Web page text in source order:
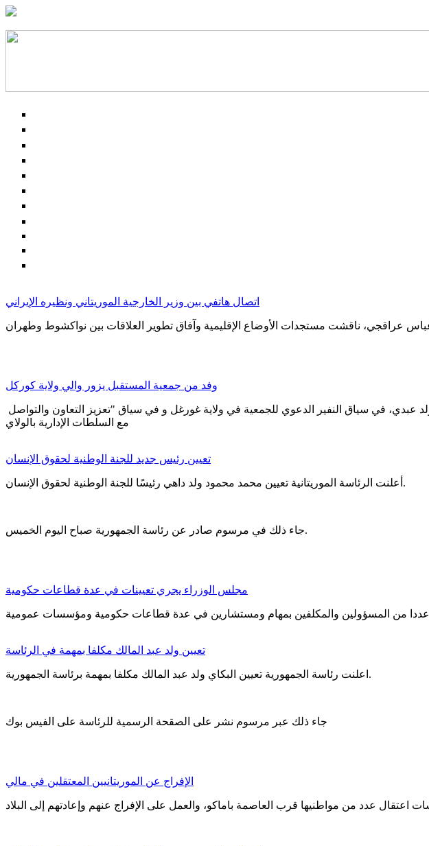
اتصال هاتفي بين وزير الخارجية الموريتاني ونظيره الإيراني
وفد من جمعية المستقبل يزور والي ولاية كوركل
مع السلطات الإدارية بالولاي
تعيين رئيس جديد للجنة الوطنية لحقوق الإنسان
أعلنت الرئاسة الموريتانية تعيين محمد محمود ولد داهي رئيسًا للجنة الوطنية لحقوق الإنسان.
جاء ذلك في مرسوم صادر عن رئاسة الجمهورية صباح اليوم الخميس.
مجلس الوزراء يجري تعيينات في عدة قطاعات حكومية
تعيين ولد عبد المالك مكلفا بمهمة في الرئاسة
اعلنت رئاسة الجمهورية تعيين البكاي ولد عبد المالك مكلفا بمهمة برئاسة الجمهورية.
جاء ذلك عبر مرسوم نشر على الصقحة الرسمية للرئاسة على الفيس بوك
الإفراج عن الموريتانيين المعتقلين في مالي